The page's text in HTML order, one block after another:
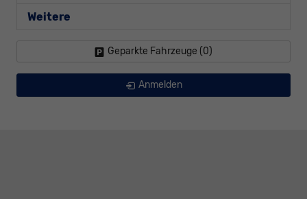
Weitere
Geparkte Fahrzeuge (0)
Anmelden